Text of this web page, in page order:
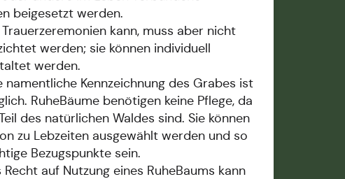
beigesetzt werden.
kann, muss aber nicht
werden; sie können individuell
werden.
namentliche Kennzeichnung des Grabes ist
RuheBäume benötigen keine Pflege, da
des natürlichen Waldes sind. Sie können
zu Lebzeiten ausgewählt werden und so
Bezugspunkte sein.
Recht auf Nutzung eines RuheBaums kann